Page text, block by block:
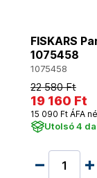
FISKARS
1075458
1075458
22 580 Ft
19 160 Ft
15 090 Ft ÁFA
Utolsó 4